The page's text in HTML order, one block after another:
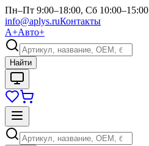
Пн–Пт 9:00–18:00, Сб 10:00–15:00
info@aplys.ruКонтакты
А+Авто+
Найти